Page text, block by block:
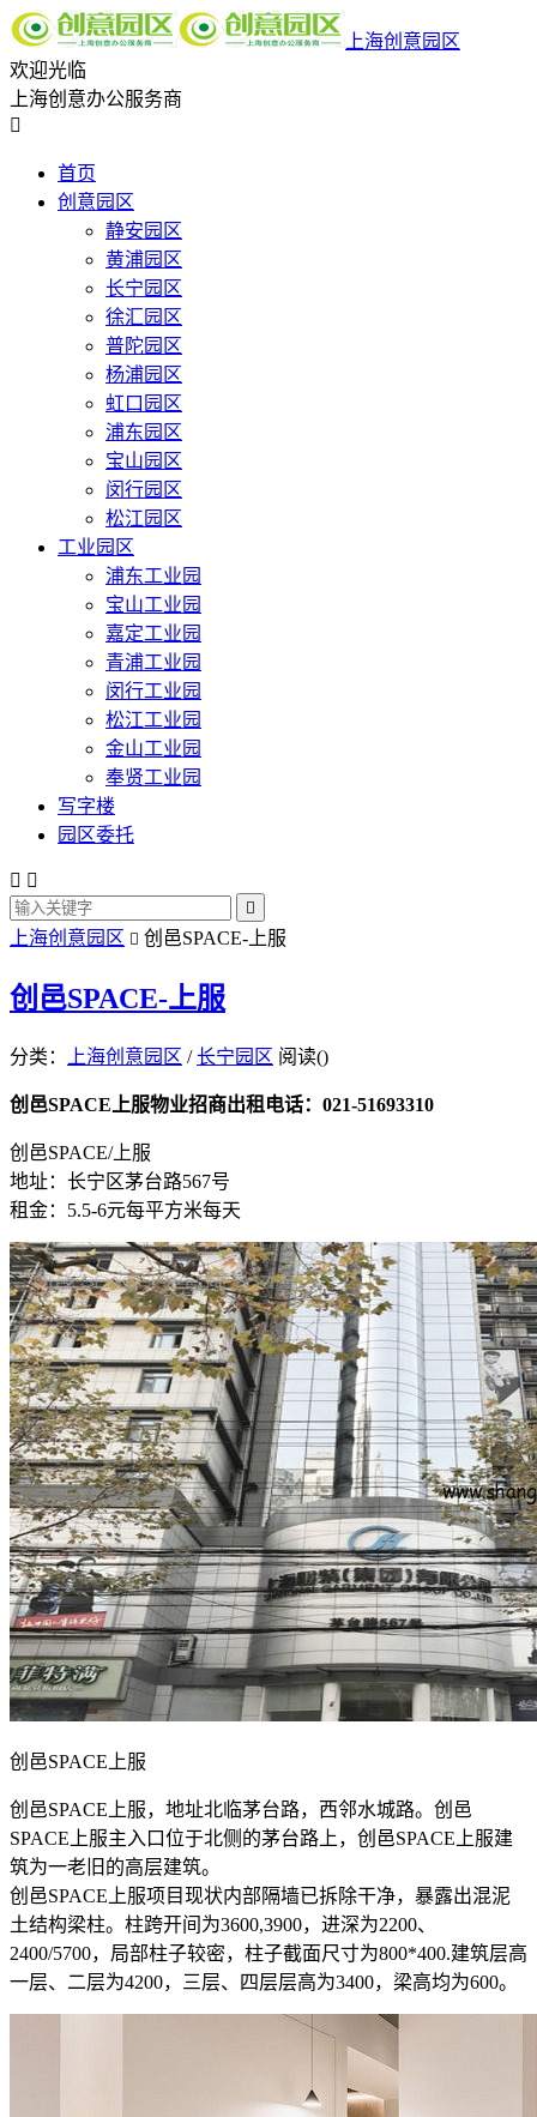
上海创意园区
欢迎光临
上海创意办公服务商

首页
创意园区
静安园区
黄浦园区
长宁园区
徐汇园区
普陀园区
杨浦园区
虹口园区
浦东园区
宝山园区
闵行园区
松江园区
工业园区
浦东工业园
宝山工业园
嘉定工业园
青浦工业园
闵行工业园
松江工业园
金山工业园
奉贤工业园
写字楼
园区委托
 

上海创意园区  创邑SPACE-上服
创邑SPACE-上服
分类： 上海创意园区 /长宁园区 阅读()
创邑SPACE上服物业招商出租电话：021-51693310
创邑SPACE/上服
地址：长宁区茅台路567号
租金：5.5-6元每平方米每天
创邑SPACE上服
创邑SPACE上服，地址北临茅台路，西邻水城路。创邑
SPACE上服主入口位于北侧的茅台路上，创邑SPACE上服建
筑为一老旧的高层建筑。
创邑SPACE上服项目现状内部隔墙已拆除干净，暴露出混泥
土结构梁柱。柱跨开间为3600,3900，进深为2200、
2400/5700，局部柱子较密，柱子截面尺寸为800*400.建筑层高
一层、二层为4200，三层、四层层高为3400，梁高均为600。